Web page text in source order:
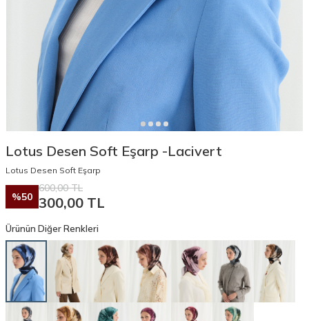
Lotus Desen Soft Eşarp -Lacivert
Lotus Desen Soft Eşarp
%50
600,00TL
300,00 TL
Ürünün Diğer Renkleri